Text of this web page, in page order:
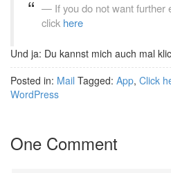
If you do not want further
click here
Und ja: Du kannst mich auch mal
Posted in: Mail Tagged: App, Click
WordPress
One Comment